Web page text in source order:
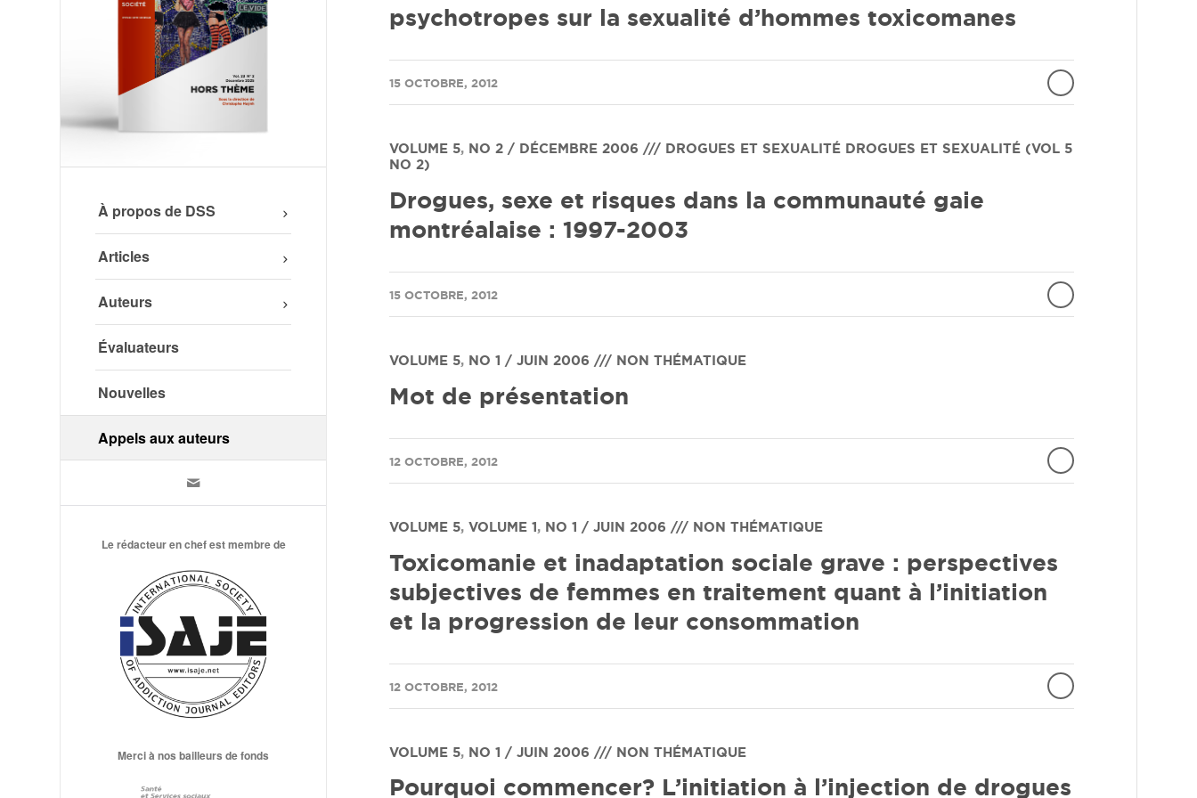
À propos de DSS
Articles
Auteurs
Évaluateurs
Nouvelles
Appels aux auteurs
Le rédacteur en chef est membre de
Merci à nos bailleurs de fonds
psychotropes sur la sexualité d’hommes toxicomanes
15 OCTOBRE, 2012
/
VOLUME 5, NO 2 / DÉCEMBRE 2006 /// DROGUES ET SEXUALITÉ DROGUES ET SEXUALITÉ (VOL 5
NO 2)
Drogues, sexe et risques dans la communauté gaie
montréalaise : 1997-2003
15 OCTOBRE, 2012
/
VOLUME 5, NO 1 / JUIN 2006 /// NON THÉMATIQUE
Mot de présentation
12 OCTOBRE, 2012
/
VOLUME 5, VOLUME 1, NO 1 / JUIN 2006 /// NON THÉMATIQUE
Toxicomanie et inadaptation sociale grave : perspectives
subjectives de femmes en traitement quant à l’initiation
et la progression de leur consommation
12 OCTOBRE, 2012
/
VOLUME 5, NO 1 / JUIN 2006 /// NON THÉMATIQUE
Pourquoi commencer? L’initiation à l’injection de drogues